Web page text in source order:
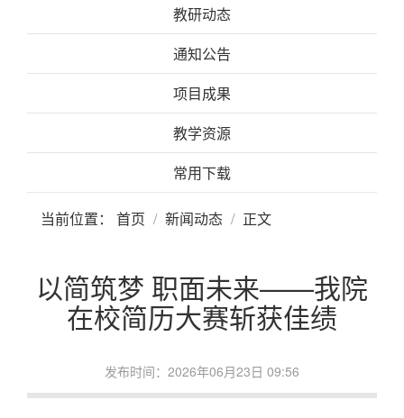
教研动态
通知公告
项目成果
教学资源
常用下载
当前位置： 首页 新闻动态 正文
以简筑梦 职面未来——我院
在校简历大赛斩获佳绩
发布时间：2026年06月23日 09:56